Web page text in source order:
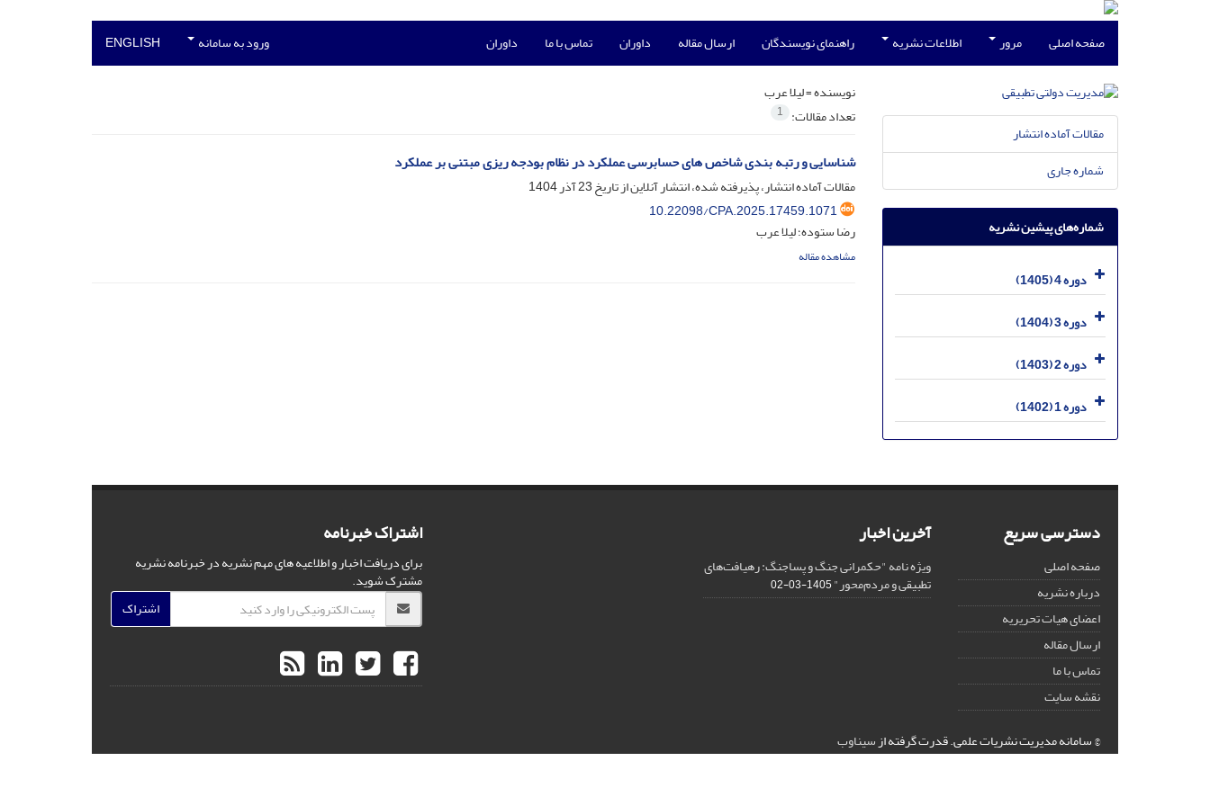
صفحه اصلی مرور اطلاعات نشریه راهنمای نویسندگان ارسال مقاله داوران تماس با ما داوران ورود به سامانه ENGLISH
نویسنده =لیلا عرب
تعداد مقالات: 1
شناسایی و رتبه بندی شاخص های حسابرسی عملکرد در نظام بودجه ریزی مبتنی بر عملکرد
مقالات آماده انتشار، پذیرفته شده، انتشار آنلاین از تاریخ23 آذر 1404
10.22098/CPA.2025.17459.1071
رضا ستوده؛ لیلا عرب
مشاهده مقاله
مقالات آماده انتشار
شماره جاری
شماره‌های پیشین نشریه
دوره 4 (1405)
دوره 3 (1404)
دوره 2 (1403)
دوره 1 (1402)
دسترسی سریع
صفحه اصلی
درباره نشریه
اعضای هیات تحریریه
ارسال مقاله
تماس با ما
نقشه سایت
آخرین اخبار
ویژه نامه "حکمرانی جنگ و پساجنگ: رهیافت‌های
تطبیقی و مردم‌محور"1405-03-02
اشتراک خبرنامه
برای دریافت اخبار و اطلاعیه های مهم نشریه در خبرنامه نشریه
مشترک شوید.
اشتراک
© سامانه مدیریت نشریات علمی.قدرت گرفته ازسیناوب